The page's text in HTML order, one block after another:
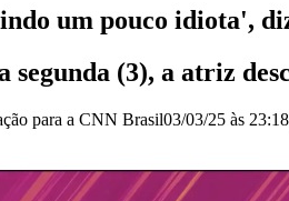
um pouco idiota',
segunda (3), a atriz
para a CNN Brasil03/03/25 às 23:18